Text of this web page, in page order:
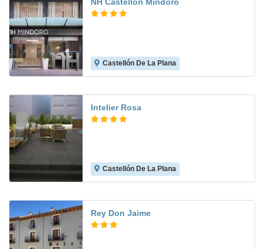
Castellón De La Plana
Intelier Rosa
Castellón De La Plana
Rey Don Jaime